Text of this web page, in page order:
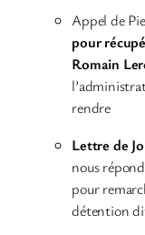
Appel de
pour
Romain
rendre
Lettre de
nous
pour
détention